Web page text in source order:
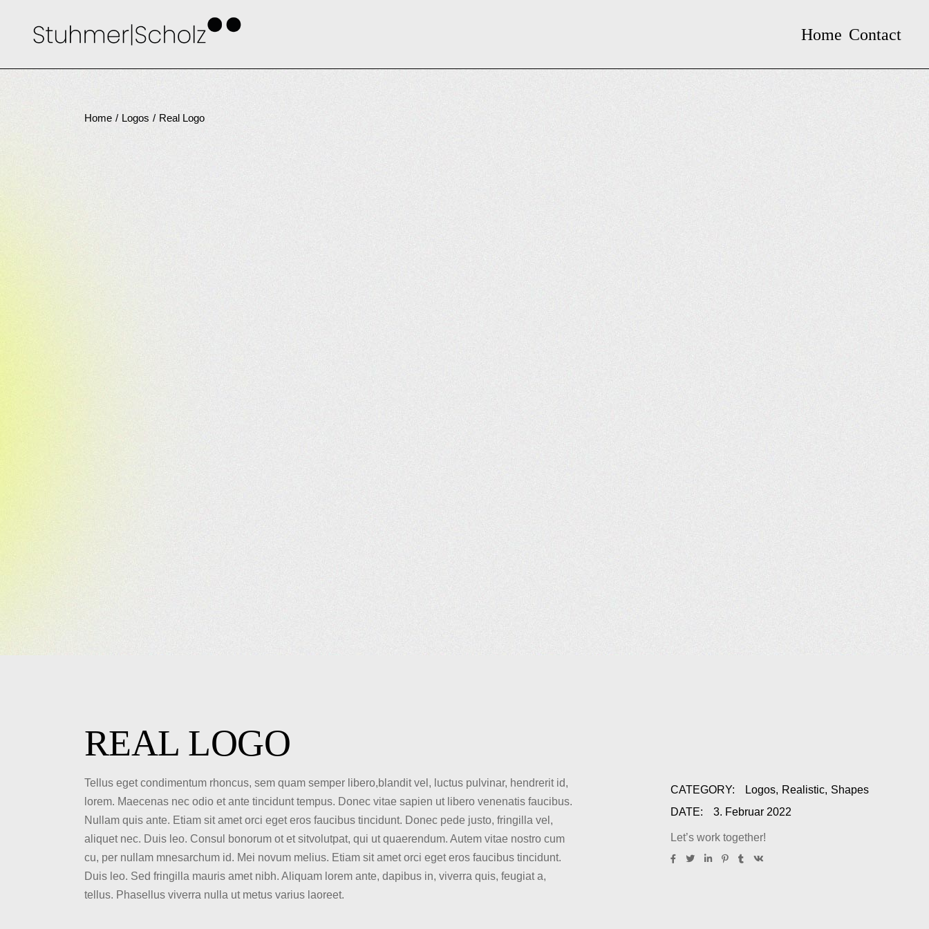
content
Home Contact
Home Logos Real Logo
REAL LOGO
Tellus eget condimentum rhoncus, sem quam semper libero,blandit vel, luctus pulvinar, hendrerit id,
lorem. Maecenas nec odio et ante tincidunt tempus. Donec vitae sapien ut libero venenatis faucibus.
Nullam quis ante. Etiam sit amet orci eget eros faucibus tincidunt. Donec pede justo, fringilla vel,
aliquet nec. Duis leo. Consul bonorum ot et sitvolutpat, qui ut quaerendum. Autem vitae nostro cum
cu, per nullam mnesarchum id. Mei novum melius. Etiam sit amet orci eget eros faucibus tincidunt.
Duis leo. Sed fringilla mauris amet nibh. Aliquam lorem ante, dapibus in, viverra quis, feugiat a,
tellus. Phasellus viverra nulla ut metus varius laoreet.
CATEGORY: Logos Realistic
Shapes
DATE:
3. Februar 2022
Let’s work together!